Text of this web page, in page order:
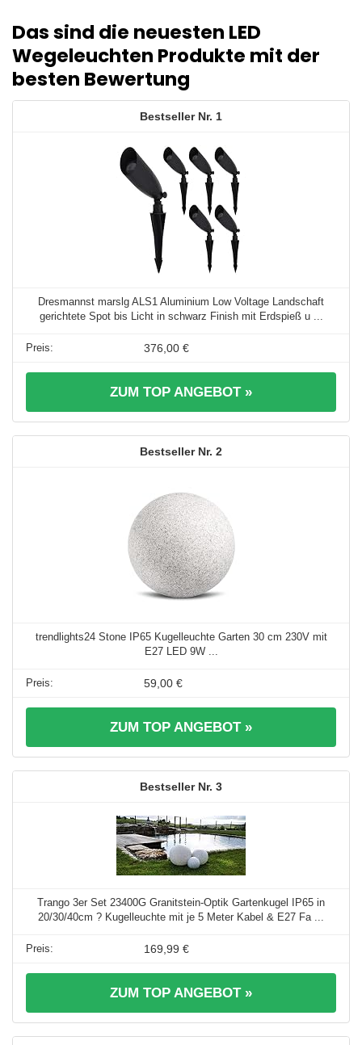
Das sind die neuesten LED
Wegeleuchten Produkte mit der
besten Bewertung
1
Dresmannst marslg ALS1 Aluminium Low Voltage Landschaft
gerichtete Spot bis Licht in schwarz Finish mit Erdspieß u ...
376,00 €
ZUM TOP ANGEBOT »
2
trendlights24 Stone IP65 Kugelleuchte Garten 30 cm 230V mit
E27 LED 9W ...
59,00 €
ZUM TOP ANGEBOT »
3
Trango 3er Set 23400G Granitstein-Optik Gartenkugel IP65 in
20/30/40cm ? Kugelleuchte mit je 5 Meter Kabel & E27 Fa ...
169,99 €
ZUM TOP ANGEBOT »